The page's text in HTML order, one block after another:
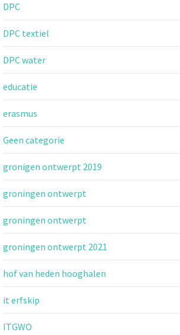
DPC
DPC textiel
DPC water
educatie
erasmus
Geen categorie
gronigen ontwerpt 2019
groningen ontwerpt
groningen ontwerpt
groningen ontwerpt 2021
hof van heden hooghalen
it erfskip
ITGWO